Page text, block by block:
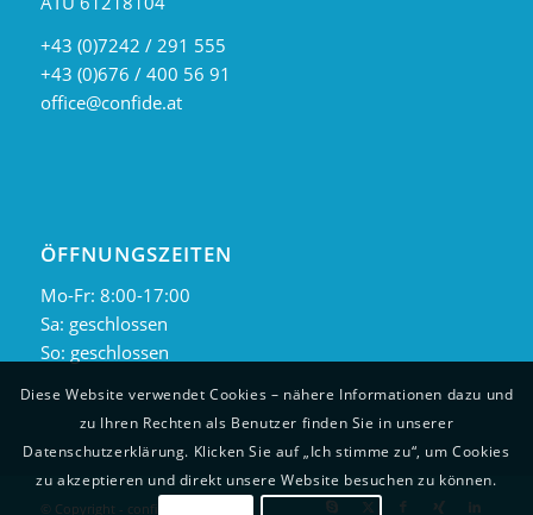
+43 (0)7242 / 291 555
+43 (0)676 / 400 56 91
office@confide.at
ÖFFNUNGSZEITEN
Mo-Fr: 8:00-17:00
Sa: geschlossen
So: geschlossen
© Copyright - confide.at
Diese Website verwendet Cookies – nähere Informationen dazu und
zu Ihren Rechten als Benutzer finden Sie in unserer
Datenschutzerklärung. Klicken Sie auf „Ich stimme zu“, um Cookies
zu akzeptieren und direkt unsere Website besuchen zu können.